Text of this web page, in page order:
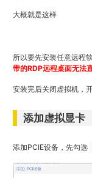
大概就是这样
所以要先安装任意远程
带的RDP远程桌面无法
安装完后关闭虚拟机，
添加虚拟显卡
添加PCIE设备，先勾选